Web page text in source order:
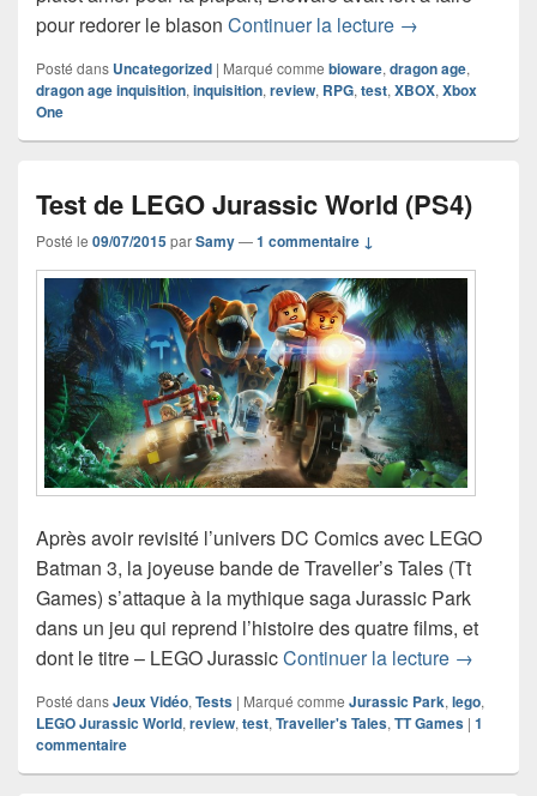
pour redorer le blason Continuer la lecture Test de
→
Posté dans Uncategorized | Marqué comme bioware, dragon age,
dragon age inquisition, inquisition, review, RPG, test, XBOX, Xbox
One
Test de LEGO Jurassic World (PS4)
Posté le 09/07/2015parSamy—1 commentaire ↓
Après avoir revisité l’univers DC Comics avec LEGO
Batman 3, la joyeuse bande de Traveller’s Tales (Tt
Games) s’attaque à la mythique saga Jurassic Park
dans un jeu qui reprend l’histoire des quatre films, et
dont le titre – LEGO JurassicContinuer la lecture Test de
→
Posté dansJeux Vidéo, Tests | Marqué comme Jurassic Park, lego,
LEGO Jurassic World, review, test, Traveller's Tales, TT Games | 1
commentaire